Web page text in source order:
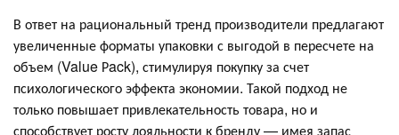
В ответ на рациональный тренд производители предлагают
увеличенные форматы упаковки с выгодой в пересчете на
объем (Value Рack), стимулируя покупку за счет
психологического эффекта экономии. Такой подход не
только повышает привлекательность товара, но и
способствует росту лояльности к бренду — имея запас